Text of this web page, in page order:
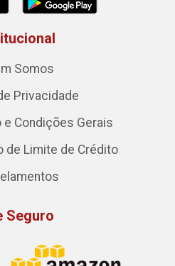
Somos
Privacidade
e Condições Gerais
de Limite de Crédito
Seguro